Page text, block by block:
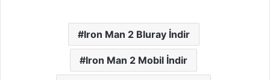
Iron Man 2 Bluray İndir
Iron Man 2 Mobil İndir